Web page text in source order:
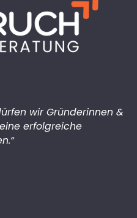
wir Gründerinnen &
erfolgreiche